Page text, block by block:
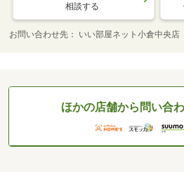
相談する
お問い合わせ先 いい部屋ネット小倉中央
ほかの店舗から問い合